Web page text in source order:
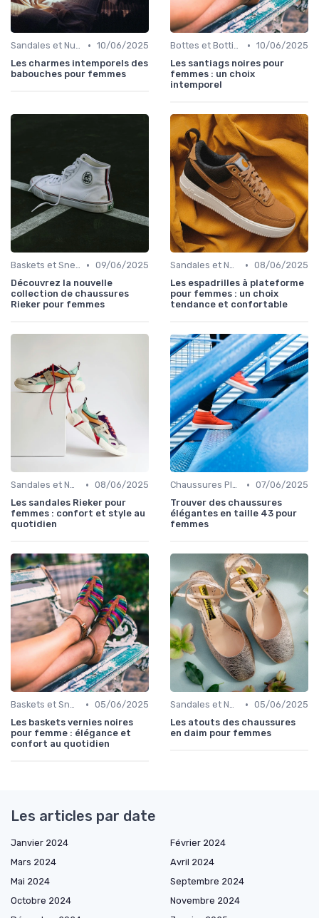
Sandales et Nu-pieds • 10/06/2025
Les charmes intemporels des
babouches pour femmes
Bottes et Bottines • 10/06/2025
Les santiags noires pour
femmes : un choix
intemporel
Baskets et Sneakers • 09/06/2025
Découvrez la nouvelle
collection de chaussures
Rieker pour femmes
Sandales et Nu-pieds • 08/06/2025
Les espadrilles à plateforme
pour femmes : un choix
tendance et confortable
Sandales et Nu-pieds • 08/06/2025
Les sandales Rieker pour
femmes : confort et style au
quotidien
Chaussures Plates et Ballerines • 07/06/2025
Trouver des chaussures
élégantes en taille 43 pour
femmes
Baskets et Sneakers • 05/06/2025
Les baskets vernies noires
pour femme : élégance et
confort au quotidien
Sandales et Nu-pieds • 05/06/2025
Les atouts des chaussures
en daim pour femmes
Les articles par date
Janvier 2024
Février 2024
Mars 2024
Avril 2024
Mai 2024
Septembre 2024
Octobre 2024
Novembre 2024